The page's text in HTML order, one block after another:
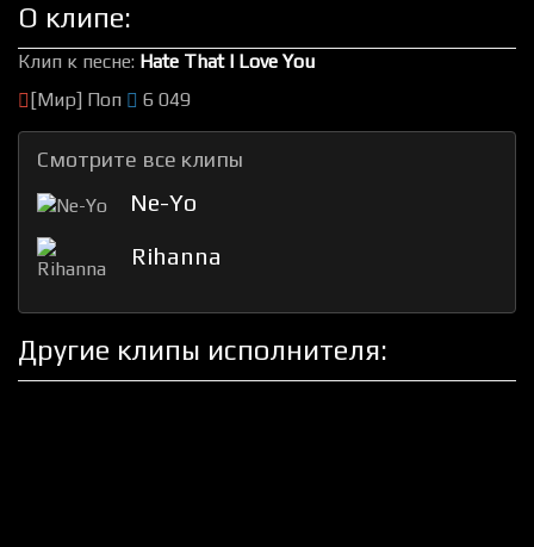
О клипе:
Клип к песне: Hate That I Love You
[Мир] Поп
6 049
Смотрите все клипы
Ne-Yo
Rihanna
Другие клипы исполнителя: